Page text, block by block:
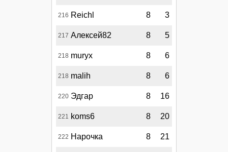
216 Reichl 8 3
217 Алексей82 8 5
218 muryx 8 6
218 malih 8 6
220 Эдгар 8 16
221 koms6 8 20
222 Нарочка 8 21